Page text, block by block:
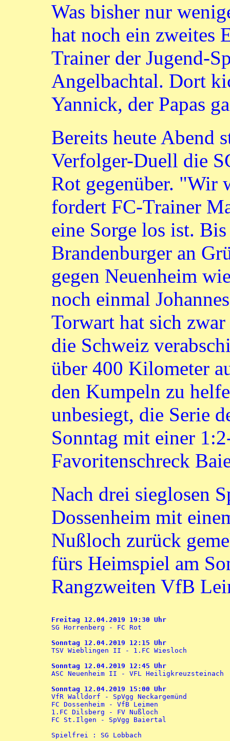
Was bisher nur
hat noch ein zweites
Trainer der Jugend-
Angelbachtal. Dort
Yannick, der Papas
Bereits heute Abend
Verfolger-Duell die
Rot gegenüber. "Wir
fordert FC-Trainer
eine Sorge los ist.
Brandenburger an
gegen Neuenheim
noch einmal
Torwart hat sich
die Schweiz
über 400 Kilometer
den Kumpeln zu
unbesiegt, die Serie
Sonntag mit einer
Favoritenschreck
Nach drei sieglosen
Dossenheim mit
Nußloch zurück
fürs Heimspiel am
Rangzweiten VfB
Freitag 12.04.2019 19:30 Uhr
SG Horrenberg - FC Rot
Sonntag 12.04.2019 12:15 Uhr
TSV Wieblingen II - 1.FC Wiesloch
Sonntag 12.04.2019 12:45 Uhr
ASC Neuenheim II - VFL Heiligkreuzsteinach
Sonntag 12.04.2019 15:00 Uhr
VfR Walldorf - SpVgg Neckargemünd
FC Dossenheim - VfB Leimen
1.FC Dilsberg - FV Nußloch
FC St.Ilgen - SpVgg Baiertal
Spielfrei : SG Lobbach